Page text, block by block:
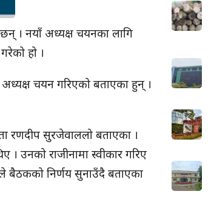
छन् । नयाँ अध्यक्ष चयनका लागि
हो ।
चयन गरिएको बताएका हुन् ।
रणदीप सुरजेवाललो बताएका ।
। उनको राजीनामा स्वीकार गरिए
बैठकको निर्णय सुनाउँदै बताएका